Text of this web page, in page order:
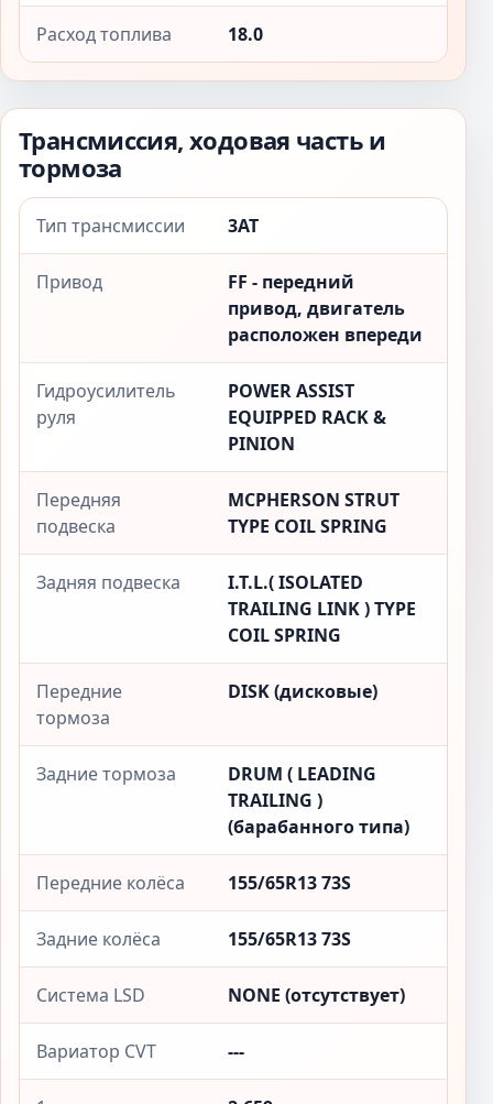
Расход топлива 18.0
Трансмиссия, ходовая часть и
тормоза
Тип трансмиссии 3AT
Привод
FF - передний
привод, двигатель
расположен впереди
Гидроусилитель
руля
POWER ASSIST
EQUIPPED RACK &
PINION
Передняя
подвеска
MCPHERSON STRUT
TYPE COIL SPRING
Задняя подвеска
I.T.L.( ISOLATED
TRAILING LINK ) TYPE
COIL SPRING
Передние
тормоза
DISK (дисковые)
Задние тормоза
DRUM ( LEADING
TRAILING )
(барабанного типа)
Передние колёса 155/65R13 73S
Задние колёса 155/65R13 73S
Система LSD NONE (отсутствует)
Вариатор CVT ---